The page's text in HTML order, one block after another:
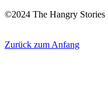
©2024 The Hangry Stories
Zurück zum Anfang